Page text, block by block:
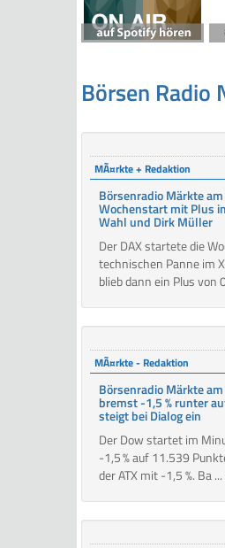
Börsen Radio
MÃ¤rkte + Redaktion
Börsenradio Märkte
Wochenstart mit Plus
Wahl und Dirk Müller
Der DAX startete die
technischen Panne im
blieb dann ein Plus von
MÃ¤rkte - Redaktion
Börsenradio Märkte
bremst -1,5 % runter
steigt bei Dialog ein
Der Dow startet im
-1,5 % auf 11.539
der ATX mit -1,5 %. Ba ...